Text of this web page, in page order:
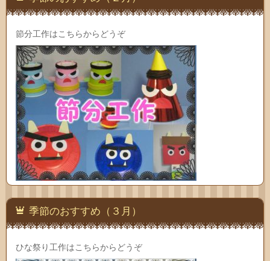
節分工作はこちらからどうぞ
季節のおすすめ（３月）
ひな祭り工作はこちらからどうぞ